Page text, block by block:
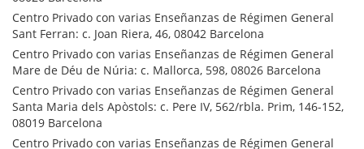
Centro Privado con varias Enseñanzas de Régimen General
Sant Ferran: c. Joan Riera, 46, 08042 Barcelona
Centro Privado con varias Enseñanzas de Régimen General
Mare de Déu de Núria: c. Mallorca, 598, 08026 Barcelona
Centro Privado con varias Enseñanzas de Régimen General
Santa Maria dels Apòstols: c. Pere IV, 562/rbla. Prim, 146-152,
08019 Barcelona
Centro Privado con varias Enseñanzas de Régimen General